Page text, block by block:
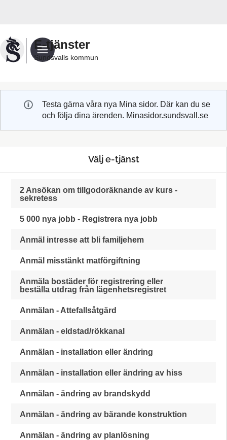
Sundsvalls
kommuns
e-
E-tjänster
Sundsvalls kommun
Testa gärna våra nya Mina sidor. Där kan du se
och följa dina ärenden. Minasidor.sundsvall.se
Välj e-tjänst
2 Ansökan om tillgodoräknande av kurs -
sekretess
5 000 nya jobb - Registrera nya jobb
Anmäl intresse att bli familjehem
Anmäl misstänkt matförgiftning
Anmäla bostäder för registrering eller
beställa utdrag från lägenhetsregistret
Anmälan - Attefallsåtgärd
Anmälan - eldstad/rökkanal
Anmälan - installation eller ändring
Anmälan - installation eller ändring av hiss
Anmälan - ändring av brandskydd
Anmälan - ändring av bärande konstruktion
Anmälan - ändring av planlösning